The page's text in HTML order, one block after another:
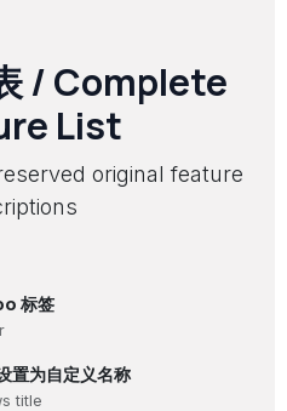
/ Complete
List
original feature
标签
置为自定义名称
title